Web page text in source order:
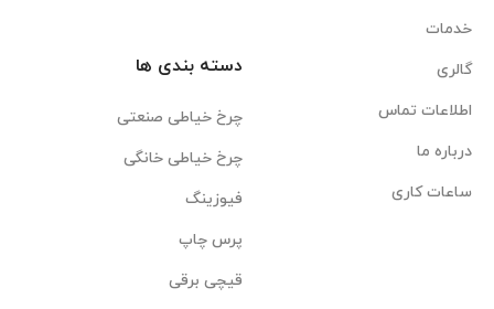
خدمات
گالری
اطلاعات تماس
درباره ما
ساعات کاری
دسته بندی ها
چرخ خیاطی صنعتی
چرخ خیاطی خانگی
فیوزینگ
پرس چاپ
قیچی برقی